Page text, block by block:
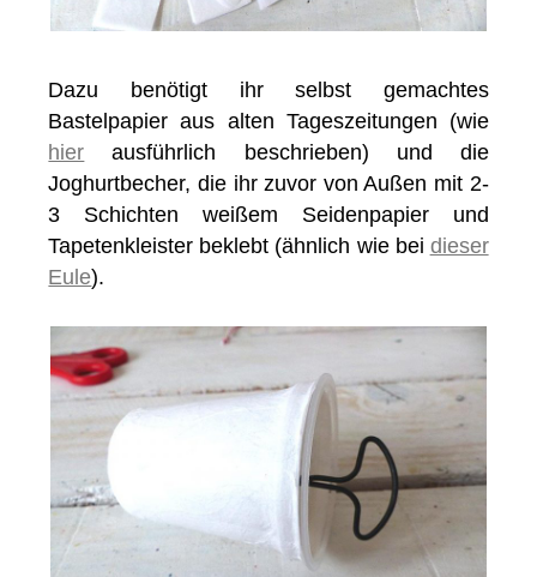
Dazu benötigt ihr selbst gemachtes
Bastelpapier aus alten Tageszeitungen (wie
hier ausführlich beschrieben) und die
Joghurtbecher, die ihr zuvor von Außen mit 2-
3 Schichten weißem Seidenpapier und
Tapetenkleister beklebt (ähnlich wie bei dieser
Eule).